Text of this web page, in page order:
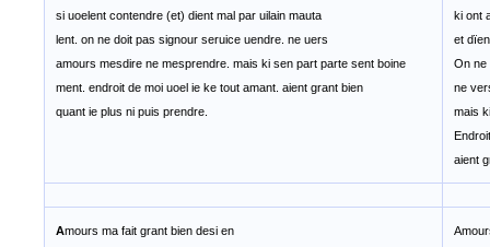
si uoelent contendre (et) dient mal par uilain mauta
lent. on ne doit pas signour seruice uendre. ne uers
amours mesdire ne mesprendre. mais ki sen part parte sent boine
ment. endroit de moi uoel ie ke tout amant. aient grant bien
quant ie plus ni puis prendre.
ki ont
et
On ne
ne
mais
aient
Amours ma fait grant bien desi en